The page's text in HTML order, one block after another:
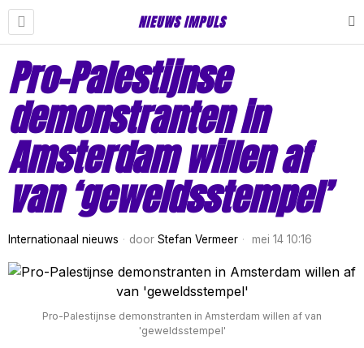
NIEUWS IMPULS
Pro-Palestijnse
demonstranten in
Amsterdam willen af
van ‘geweldsstempel’
Internationaal nieuws door Stefan Vermeer mei 14 10:16
Pro-Palestijnse demonstranten in Amsterdam willen af van
'geweldsstempel'